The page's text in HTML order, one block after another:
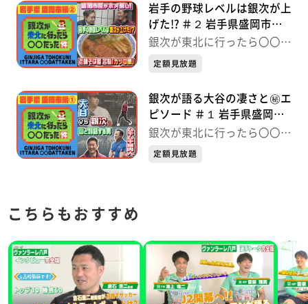
岩手の野球レベルは銀次が上
げた!? ＃２ 岩手県盛岡市編
② 銀次が東北に行ったら〇
銀次が東北に行ったら〇〇だ
った件
定額見放題
銀次が語る大谷の凄さと㊙エ
ピソード ＃１ 岩手県盛岡市
編① 銀次が東北に行ったら
銀次が東北に行ったら〇〇だ
った件
定額見放題
こちらもおすすめ